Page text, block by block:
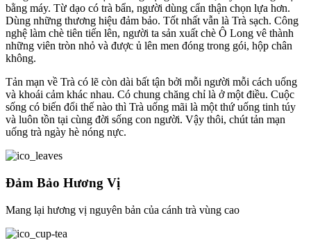
bằng máy. Từ dạo có trà bẩn, người dùng cẩn thận chọn lựa hơn.
Dùng những thương hiệu đảm bảo. Tốt nhất vẫn là Trà sạch. Công
nghệ làm chè tiên tiến lên, người ta sản xuất chè Ô Long vê thành
những viên tròn nhỏ và được ủ lên men đóng trong gói, hộp chân
không.
Tản mạn về Trà có lẽ còn dài bất tận bởi mỗi người mỗi cách uống
và khoái cảm khác nhau. Có chung chăng chỉ là ở một điều. Cuộc
sống có biến đổi thế nào thì Trà uống mãi là một thứ uống tinh túy
và luôn tồn tại cùng đời sống con người. Vậy thôi, chút tản mạn
uống trà ngày hè nóng nực.
Đảm Bảo Hương Vị
Mang lại hương vị nguyên bản của cánh trà vùng cao